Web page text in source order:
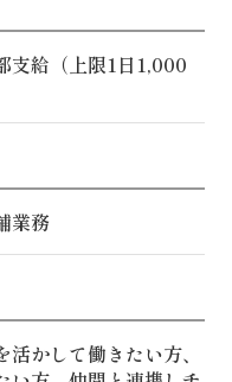
支給（上限1日1,000
業務
かして働きたい方、